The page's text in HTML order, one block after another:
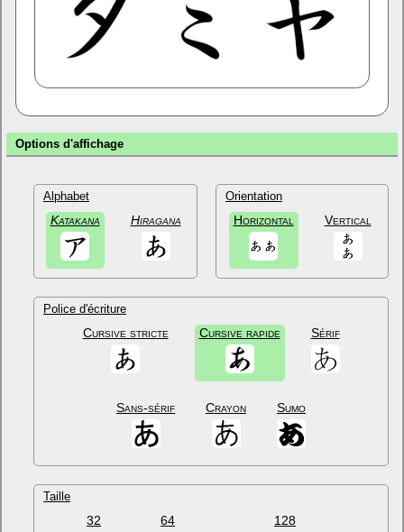
Options d'affichage
Alphabet
Katakana Hiragana
Orientation
Horizontal Vertical
Police d'écriture
Cursive stricte Cursive rapide Sérif
Sans-sérif Crayon Sumo
Taille
32 64 128